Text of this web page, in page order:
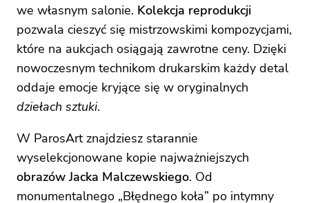
we własnym salonie. Kolekcja reprodukcji
pozwala cieszyć się mistrzowskimi kompozycjami,
które na aukcjach osiągają zawrotne ceny. Dzięki
nowoczesnym technikom drukarskim każdy detal
oddaje emocje kryjące się w oryginalnych
dziełach sztuki.
W ParosArt znajdziesz starannie
wyselekcjonowane kopie najważniejszych
obrazów Jacka Malczewskiego. Od
monumentalnego „Błędnego koła” po intymny